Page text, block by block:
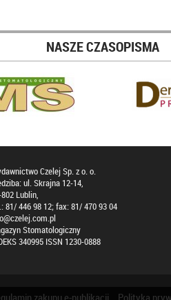
NASZE CZASOPISMA
Czelej Sp. z o. o.
ul. Skrajna 12-14,
Lublin,
81/ 446 98 12; fax: 81/ 470 93 04
Stomatologiczny
340995 ISSN 1230-0888
zakupu e-publikacji Polityka